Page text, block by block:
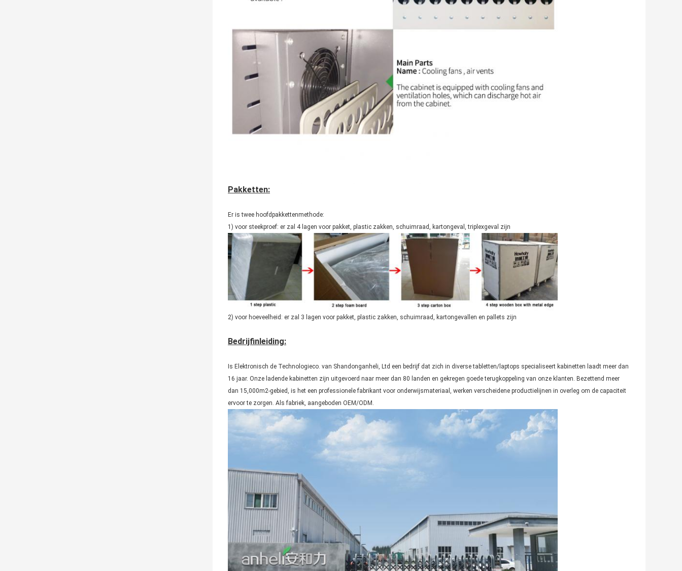
Pakketten:
Er is twee hoofdpakkettenmethode:
1) voor steekproef: er zal 4 lagen voor pakket, plastic zakken, schuimraad, kartongeval, triplexgeval zijn
2) voor hoeveelheid: er zal 3 lagen voor pakket, plastic zakken, schuimraad, kartongevallen en pallets zijn
Bedrijfinleiding:
Is Elektronisch de Technologieco. van Shandonganheli, Ltd een bedrijf dat zich in diverse tabletten/laptops specialiseert kabinetten laadt meer dan
16 jaar. Onze ladende kabinetten zijn uitgevoerd naar meer dan 80 landen en gekregen goede terugkoppeling van onze klanten. Bezettend meer
dan 15,000m2-gebied, is het een professionele fabrikant voor onderwijsmateriaal, werken verscheidene productielijnen in overleg om de capaciteit
ervoor te zorgen. Als fabriek, aangeboden OEM/ODM.